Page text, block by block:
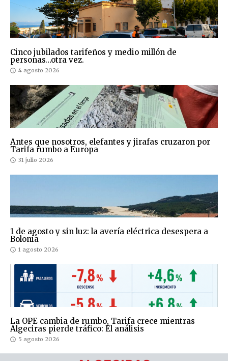
Cinco jubilados tarifeños y medio millón de
personas…otra vez.
4 agosto 2026
Antes que nosotros, elefantes y jirafas cruzaron por
Tarifa rumbo a Europa
31 julio 2026
1 de agosto y sin luz: la avería eléctrica desespera a
Bolonia
1 agosto 2026
La OPE cambia de rumbo, Tarifa crece mientras
Algeciras pierde tráfico: El análisis
5 agosto 2026